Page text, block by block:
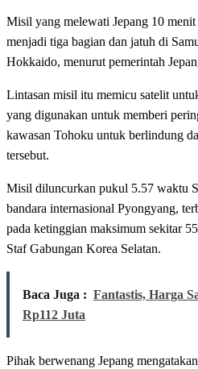
Misil yang melewati Jepang 10
menjadi tiga bagian dan jatuh di
Hokkaido, menurut pemerintah
Lintasan misil itu memicu satelit
yang digunakan untuk memberi
kawasan Tohoku untuk berlindung
tersebut.
Misil diluncurkan pukul 5.57 waktu
bandara internasional Pyongyang,
pada ketinggian maksimum sekitar
Staf Gabungan Korea Selatan.
Baca Juga : Fantastis, Harga
Rp112 Juta
Pihak berwenang Jepang